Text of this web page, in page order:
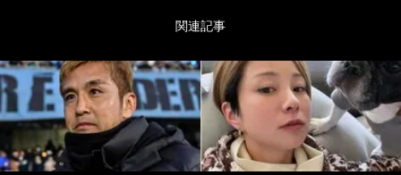
関連記事